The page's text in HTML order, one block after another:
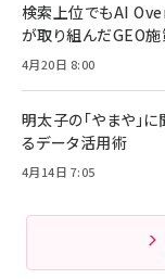
検索上位でもAI
が取り組んだGEO
4月20日 8:00
明太子の「やまや」
るデータ活用術
4月14日 7:05